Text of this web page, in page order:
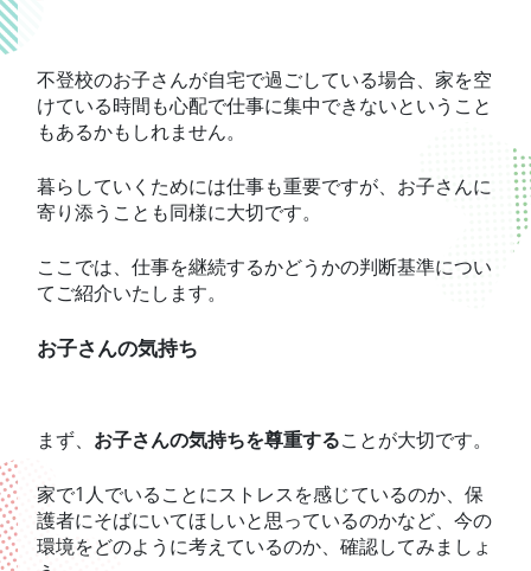
不登校のお子さんが自宅で過ごしている場合、家を空
けている時間も心配で仕事に集中できないということ
もあるかもしれません。
暮らしていくためには仕事も重要ですが、お子さんに
寄り添うことも同様に大切です。
ここでは、仕事を継続するかどうかの判断基準につい
てご紹介いたします。
お子さんの気持ち
まず、 お子さんの気持ちを尊重することが大切です。
家で1人でいることにストレスを感じているのか、保
護者にそばにいてほしいと思っているのかなど、今の
環境をどのように考えているのか、確認してみましょ